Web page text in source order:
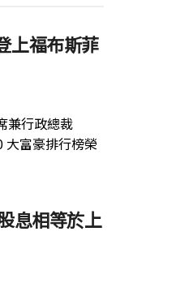
上福布斯菲
兼行政總裁
大富豪排行榜榮
息相等於上